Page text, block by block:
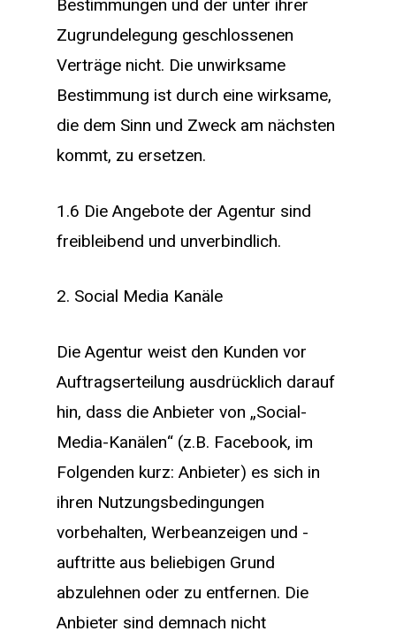
Bestimmungen und der unter ihrer
Zugrundelegung geschlossenen
Verträge nicht. Die unwirksame
Bestimmung ist durch eine wirksame,
die dem Sinn und Zweck am nächsten
kommt, zu ersetzen.
1.6 Die Angebote der Agentur sind
freibleibend und unverbindlich.
2. Social Media Kanäle
Die Agentur weist den Kunden vor
Auftragserteilung ausdrücklich darauf
hin, dass die Anbieter von „Social-
Media-Kanälen“ (z.B. Facebook, im
Folgenden kurz: Anbieter) es sich in
ihren Nutzungsbedingungen
vorbehalten, Werbeanzeigen und -
auftritte aus beliebigen Grund
abzulehnen oder zu entfernen. Die
Anbieter sind demnach nicht